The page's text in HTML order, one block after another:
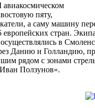
авиакосмическом
пяту,
а саму машину
стран.
в
Данию и Голландию,
рядом с зонами
Ползунов».